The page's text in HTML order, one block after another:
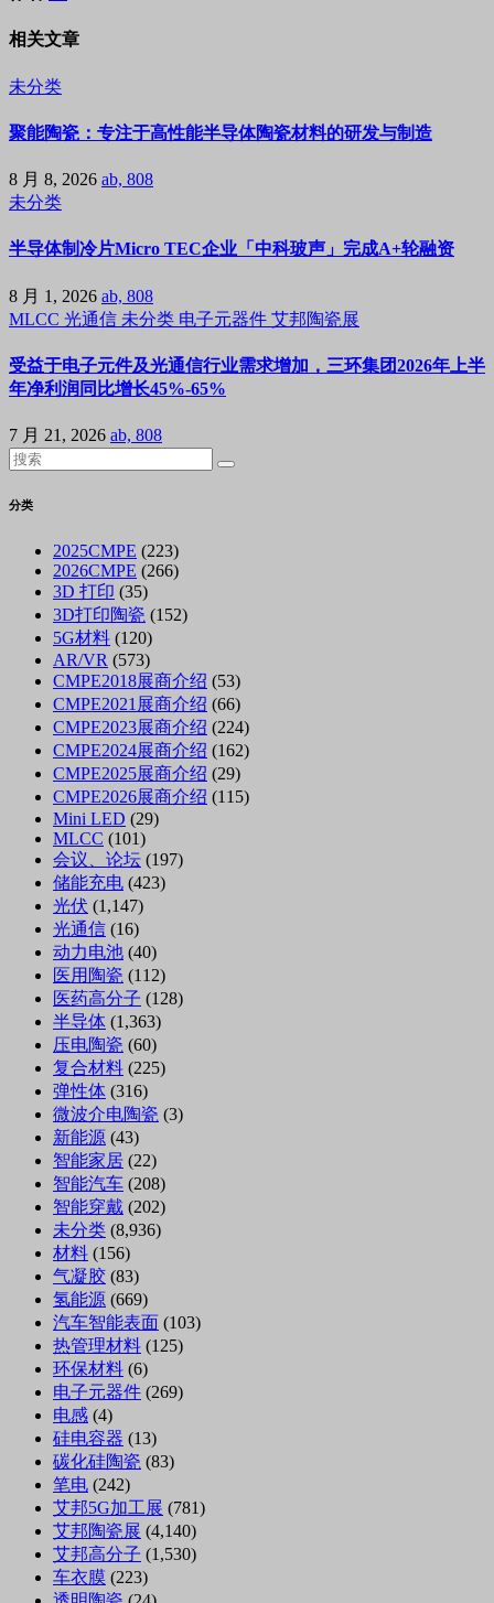
相关文章
未分类
聚能陶瓷：专注于高性能半导体陶瓷材料的研发与制造
8 月 8, 2026 ab, 808
未分类
半导体制冷片Micro TEC企业「中科玻声」完成A+轮融资
8 月 1, 2026 ab, 808
MLCC 光通信 未分类 电子元器件 艾邦陶瓷展
受益于电子元件及光通信行业需求增加，三环集团2026年上半
年净利润同比增长45%-65%
7 月 21, 2026 ab, 808
分类
2025CMPE (223)
2026CMPE (266)
3D 打印 (35)
3D打印陶瓷 (152)
5G材料 (120)
AR/VR (573)
CMPE2018展商介绍 (53)
CMPE2021展商介绍 (66)
CMPE2023展商介绍 (224)
CMPE2024展商介绍 (162)
CMPE2025展商介绍 (29)
CMPE2026展商介绍 (115)
Mini LED (29)
MLCC (101)
会议、论坛 (197)
储能充电 (423)
光伏 (1,147)
光通信 (16)
动力电池 (40)
医用陶瓷 (112)
医药高分子 (128)
半导体 (1,363)
压电陶瓷 (60)
复合材料 (225)
弹性体 (316)
微波介电陶瓷 (3)
新能源 (43)
智能家居 (22)
智能汽车 (208)
智能穿戴 (202)
未分类 (8,936)
材料 (156)
气凝胶 (83)
氢能源 (669)
汽车智能表面 (103)
热管理材料 (125)
环保材料 (6)
电子元器件 (269)
电感 (4)
硅电容器 (13)
碳化硅陶瓷 (83)
笔电 (242)
艾邦5G加工展 (781)
艾邦陶瓷展 (4,140)
艾邦高分子 (1,530)
车衣膜 (223)